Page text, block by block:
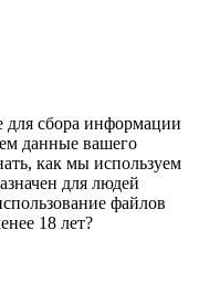
сбора информации
данные вашего
как мы используем
для людей
файлов
18 лет?